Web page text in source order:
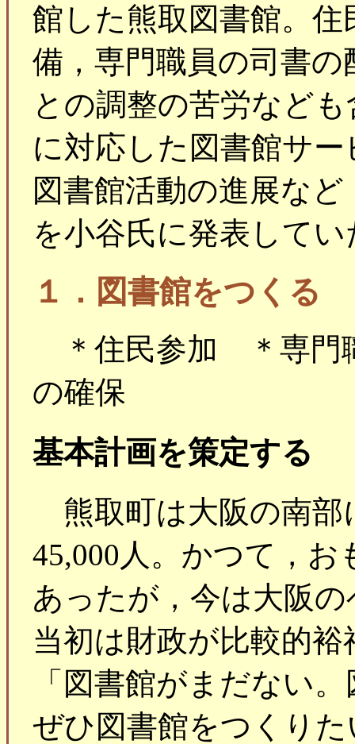
館した熊取図書館。
備，専門職員の司書
との調整の苦労など
に対応した図書館サ
図書館活動の進展な
を小谷氏に発表して
１．図書館をつくる
＊住民参加 ＊専門
の確保
基本計画を策定する
熊取町は大阪の南部
45,000人。かつて，
あったが，今は大阪
当初は財政が比較的
「図書館がまだない
ぜひ図書館をつくり